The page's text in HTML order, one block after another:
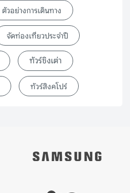
ตัวอย่างการเดินทาง
จัดท่องเที่ยวประจำปี
ทัวร์ชิงเต่า
ทัวร์สิงคโปร์